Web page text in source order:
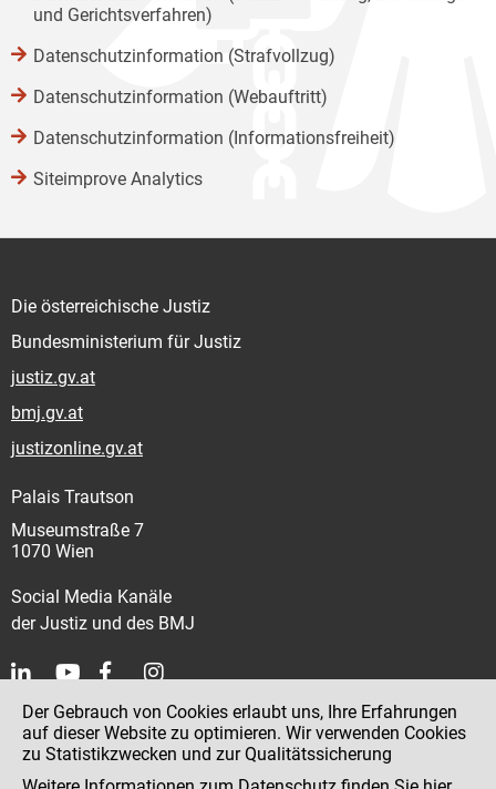
und Gerichtsverfahren)
Datenschutzinformation (Strafvollzug)
Datenschutzinformation (Webauftritt)
Datenschutzinformation (Informationsfreiheit)
Siteimprove Analytics
Die österreichische Justiz
Bundesministerium für Justiz
justiz.gv.at
bmj.gv.at
justizonline.gv.at
Palais Trautson
Museumstraße 7
1070 Wien
Social Media Kanäle
der Justiz und des BMJ
Kontakt
Impressum
Der Gebrauch von Cookies erlaubt uns, Ihre Erfahrungen
auf dieser Website zu optimieren. Wir verwenden Cookies
zu Statistikzwecken und zur Qualitätssicherung